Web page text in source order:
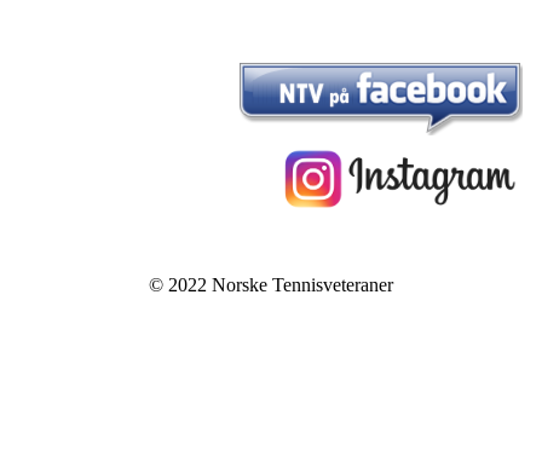
© 2022 Norske Tennisveteraner